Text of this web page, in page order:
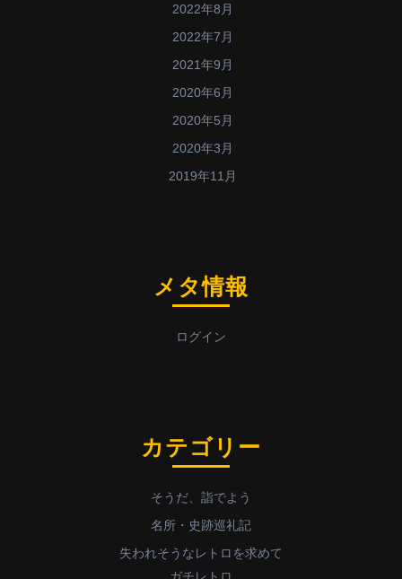
2022年8月
2022年7月
2021年9月
2020年6月
2020年5月
2020年3月
2019年11月
メタ情報
ログイン
カテゴリー
そうだ、詣でよう
名所・史跡巡礼記
失われそうなレトロを求めて
ガチレトロ